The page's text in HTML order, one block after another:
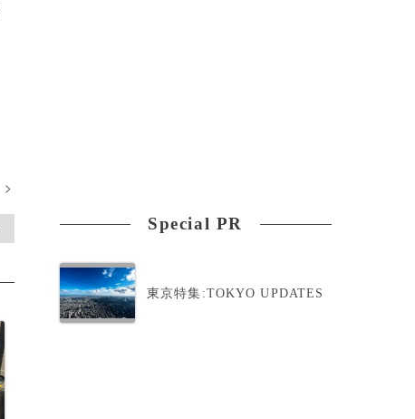
>
Special PR
東京特集:TOKYO UPDATES